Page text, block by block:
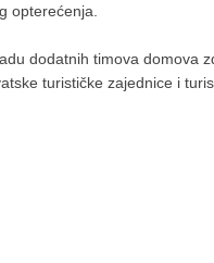
opterećenja.
dodatnih timova
turističke zajednice i